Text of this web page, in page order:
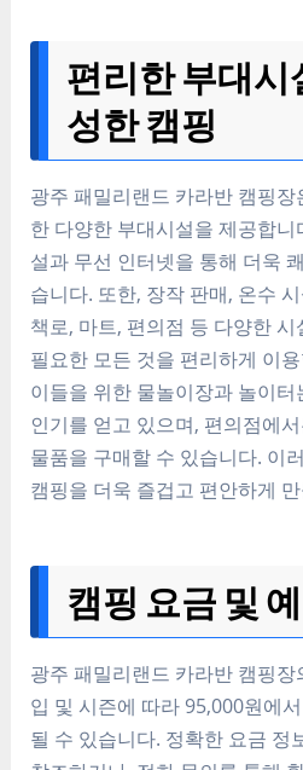
편리한 부대시
성한 캠핑
광주 패밀리랜드 카라반 캠핑
한 다양한 부대시설을 제공합
설과 무선 인터넷을 통해 더욱
습니다. 또한, 장작 판매, 온수
책로, 마트, 편의점 등 다양한
필요한 모든 것을 편리하게 이
이들을 위한 물놀이장과 놀이
인기를 얻고 있으며, 편의점에
물품을 구매할 수 있습니다. 이
캠핑을 더욱 즐겁고 편안하게
캠핑 요금 및
광주 패밀리랜드 카라반 캠핑
입 및 시즌에 따라 95,000원에
될 수 있습니다. 정확한 요금 정